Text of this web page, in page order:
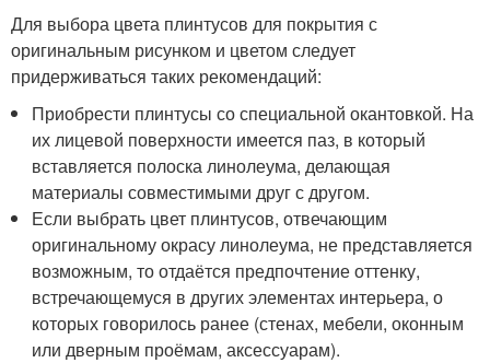
Для выбора цвета плинтусов для покрытия с
оригинальным рисунком и цветом следует
придерживаться таких рекомендаций:
Приобрести плинтусы со специальной окантовкой. На
их лицевой поверхности имеется паз, в который
вставляется полоска линолеума, делающая
материалы совместимыми друг с другом.
Если выбрать цвет плинтусов, отвечающим
оригинальному окрасу линолеума, не представляется
возможным, то отдаётся предпочтение оттенку,
встречающемуся в других элементах интерьера, о
которых говорилось ранее (стенах, мебели, оконным
или дверным проёмам, аксессуарам).